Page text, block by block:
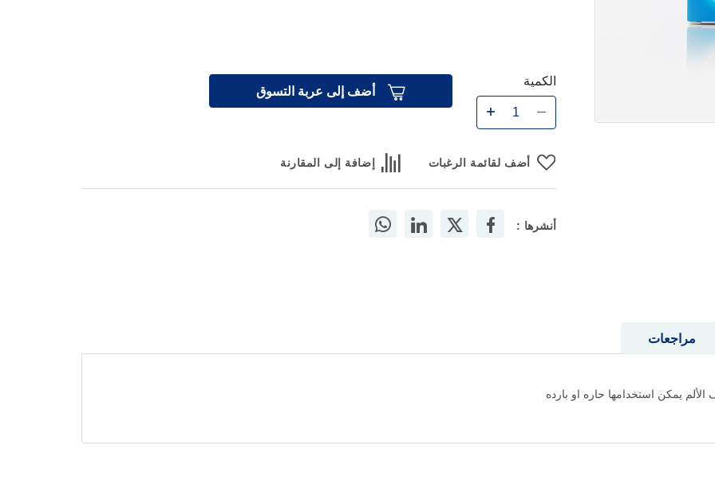
الكمية
أضف إلى عربة التسوق
أضف لقائمة الرغبات إضافة إلى المقارنة
أنشرها :
يمكن استخدامها حاره او بارده
مراجعات